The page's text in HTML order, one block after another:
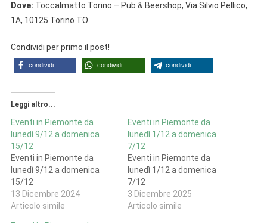
Dove: Toccalmatto Torino – Pub & Beershop, Via Silvio Pellico,
1A, 10125 Torino TO
Condividi per primo il post!
condividi condividi condividi
Leggi altro...
Eventi in Piemonte da
lunedì 9/12 a domenica
15/12
Eventi in Piemonte da
lunedì 9/12 a domenica
15/12
13 Dicembre 2024
Articolo simile
Eventi in Piemonte da
lunedì 1/12 a domenica
7/12
Eventi in Piemonte da
lunedì 1/12 a domenica
7/12
3 Dicembre 2025
Articolo simile